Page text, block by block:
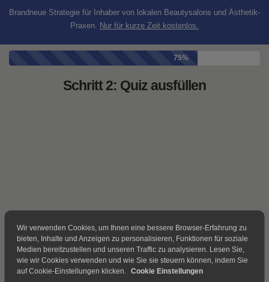
Brandneue Strategie für Inhaber von lokalen Beautysalons und Ästhetik-
Praxen. Nur für kurze Zeit kostenlos.
75%
Schritt 2: Quiz ausfüllen
Wir verwenden Cookies, um Ihnen eine bessere Browser-Erfahrung zu
bieten, Inhalte und Anzeigen zu personalisieren, Funktionen für soziale
Medien bereitzustellen und unseren Traffic zu analysieren. Lesen Sie,
wie wir Cookies verwenden und wie Sie sie steuern können, indem Sie
auf Cookie-Einstellungen klicken. Cookie Einstellungen
© NIC-Digital-Consulting
Impressum- Datenschutz